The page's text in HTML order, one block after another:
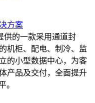
方案
供的一款采用通道封
机柜、配电、制冷、监
的小型数据中心，为客
产品及交付，全面提升
。